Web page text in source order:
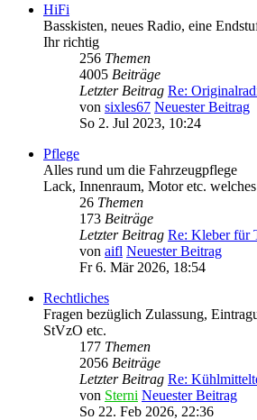
HiFi
Basskisten, neues Radio, eine
Ihr richtig
256 Themen
4005 Beiträge
Letzter Beitrag Re:
von sixles67 Neuester Beitrag
So 2. Jul 2023, 10:24
Pflege
Alles rund um die Fahrzeugpflege
Lack, Innenraum, Motor etc.
26 Themen
173 Beiträge
Letzter Beitrag Re: Kleber für
von aifl Neuester Beitrag
Fr 6. Mär 2026, 18:54
Rechtliches
Fragen bezüglich Zulassung,
StVzO etc.
177 Themen
2056 Beiträge
Letzter Beitrag Re:
von Sterni Neuester Beitrag
So 22. Feb 2026, 22:36